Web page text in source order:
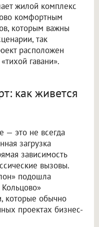
жилой комплекс
комфортным
которым важны
так
расположен
гавани».
как живется
— это не всегда
загрузка
зависимость
вызовы.
подошла
которые обычно
проектах бизнес-